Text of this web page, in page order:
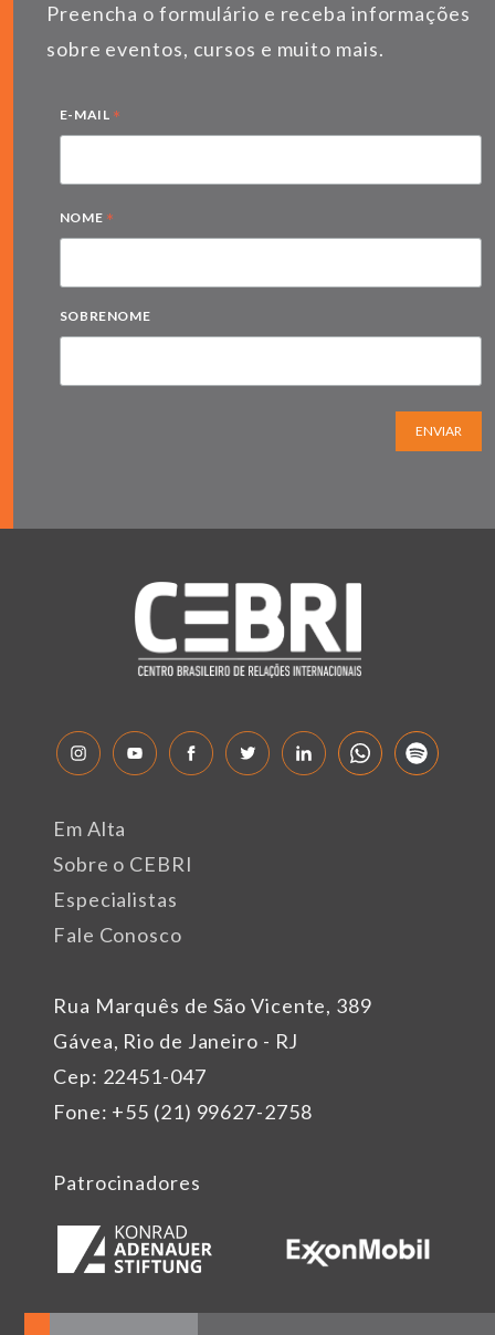
Preencha o formulário e receba informações
sobre eventos, cursos e muito mais.
E-MAIL *
NOME *
SOBRENOME
ENVIAR
Rua Marquês de São Vicente, 389
Gávea, Rio de Janeiro - RJ
Cep: 22451-047
Fone: +55 (21) 99627-2758
Em Alta
Sobre o CEBRI
Especialistas
Fale Conosco
Patrocinadores